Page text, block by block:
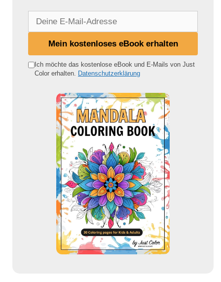
e
Mein kostenloses eBook erhalten
Ich möchte das kostenlose eBook und E-Mails von Just
Color erhalten. Datenschutzerklärung